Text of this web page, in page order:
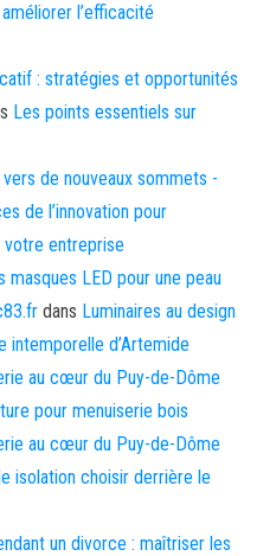
l’efficacité
: stratégies et opportunités
Les points essentiels sur
de nouveaux sommets -
de l’innovation pour
votre entreprise
LED pour une peau
dans Luminaires au design
intemporelle d’Artemide
au cœur du Puy-de-Dôme
pour menuiserie bois
au cœur du Puy-de-Dôme
isolation choisir derrière le
un divorce : maîtriser les